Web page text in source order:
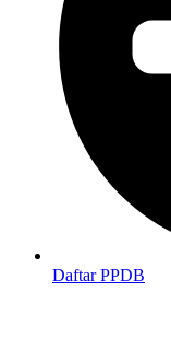
Daftar PPDB